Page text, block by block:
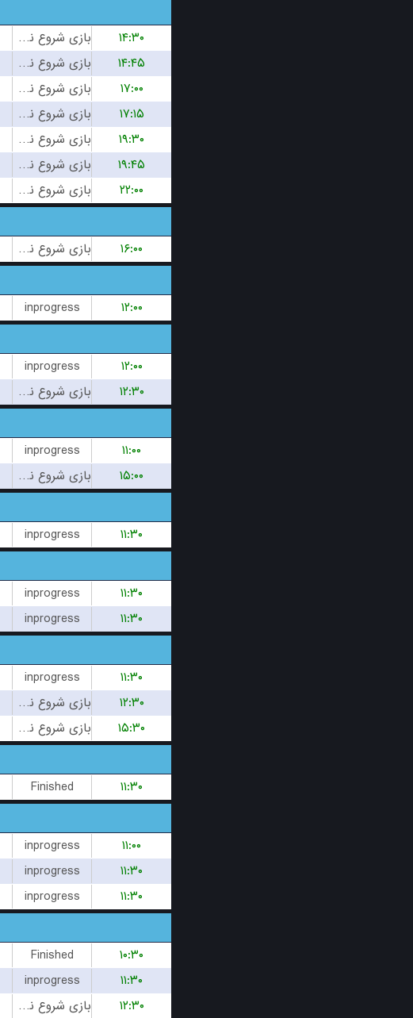
بازی شروع نشده است
۱۴:۳۰
بازی شروع نشده است
۱۴:۴۵
بازی شروع نشده است
۱۷:۰۰
بازی شروع نشده است
۱۷:۱۵
بازی شروع نشده است
۱۹:۳۰
بازی شروع نشده است
۱۹:۴۵
بازی شروع نشده است
۲۲:۰۰
بازی شروع نشده است
۱۶:۰۰
inprogress
۱۲:۰۰
inprogress
۱۲:۰۰
بازی شروع نشده است
۱۲:۳۰
inprogress
۱۱:۰۰
بازی شروع نشده است
۱۵:۰۰
inprogress
۱۱:۳۰
inprogress
۱۱:۳۰
inprogress
۱۱:۳۰
inprogress
۱۱:۳۰
بازی شروع نشده است
۱۲:۳۰
بازی شروع نشده است
۱۵:۳۰
Finished
۱۱:۳۰
inprogress
۱۱:۰۰
inprogress
۱۱:۳۰
inprogress
۱۱:۳۰
Finished
۱۰:۳۰
inprogress
۱۱:۳۰
بازی شروع نشده است ۱۲:۳۰